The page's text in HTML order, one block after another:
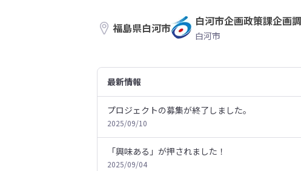
福島県白河市 白河市企画政策課企画
白河市
最新情報
プロジェクトの募集が終了しました。
2025/09/10
「興味ある」が押されました！
2025/09/04